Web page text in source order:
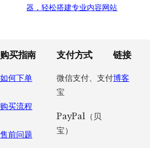
器，轻松搭建专业内容网站
Footer
购买指南
如何下单
购买流程
售前问题
支付方式
微信支付、支付
宝
PayPal（贝
宝）
链接
博客